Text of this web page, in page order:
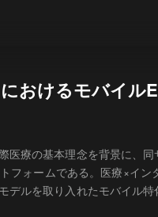
おけるモバイル
医療の基本理念を背景に、
フォームである。医療×イ
デルを取り入れたモバイル